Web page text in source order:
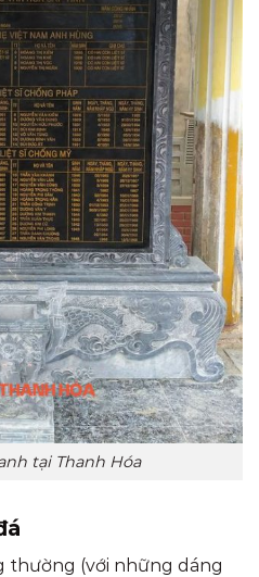
tại Thanh Hóa
thường (với những dáng